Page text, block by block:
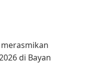
di Bayan